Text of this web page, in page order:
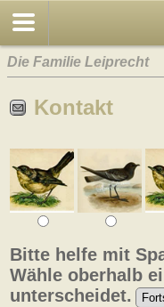
Die Familie Leiprecht
Kontakt
Bitte helfe mit
Wähle oberhalb
unterscheidet.